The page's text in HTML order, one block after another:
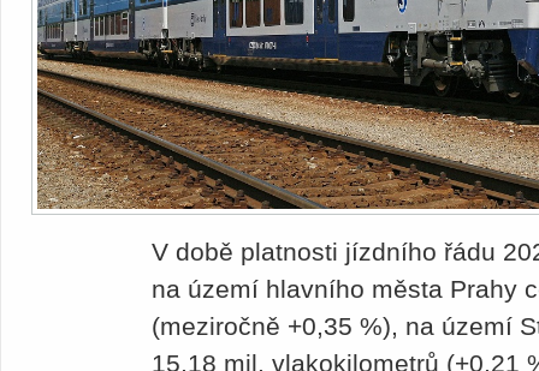
V době platnosti jízdního řádu
na území hlavního města Prahy
(meziročně +0,35 %), na území
15,18 mil. vlakokilometrů (+0,21